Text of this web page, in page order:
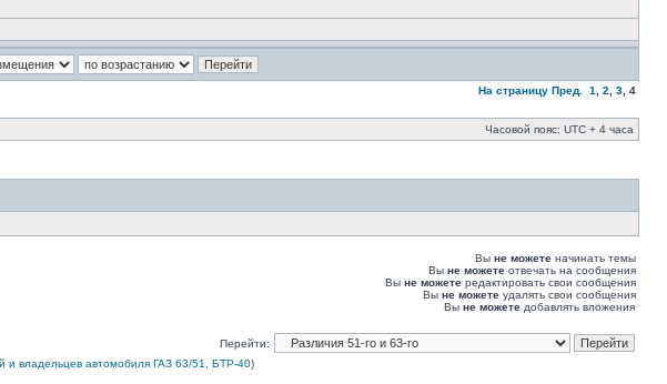
На страницу Пред. 1 2 3 4
Часовой пояс: UTC + 4 часа
Вы не можете начинать темы
Вы не можете отвечать на сообщения
Вы не можете редактировать свои сообщения
Вы не можете удалять свои сообщения
Вы не можете добавлять вложения
Перейти:
и владельцев автомобиля ГАЗ 63/51, БТР-40)